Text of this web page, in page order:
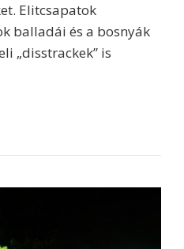
Elitcsapatok
balladái és a bosnyák
„disstrackek” is